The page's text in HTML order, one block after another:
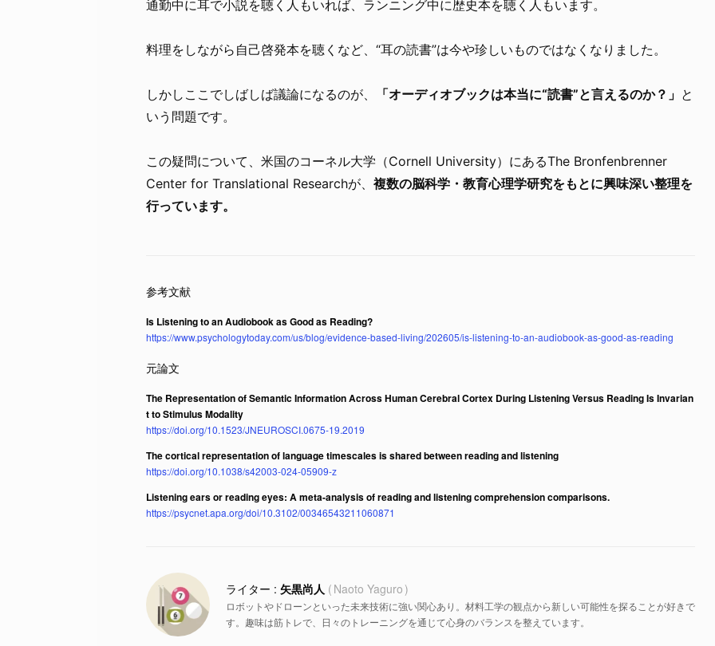
通勤中に耳で小説を聴く人もいれば、ランニング中に歴史本を聴く人もいます。
料理をしながら自己啓発本を聴くなど、“耳の読書”は今や珍しいものではなくなりました。
しかしここでしばしば議論になるのが、 「オーディオブックは本当に“読書”と言えるのか？」 と
いう問題です。
この疑問について、米国のコーネル大学（Cornell University）にあるThe Bronfenbrenner
Center for Translational Researchが、 複数の脳科学・教育心理学研究をもとに興味深い整理を
行っています。
Is Listening to an Audiobook as Good as Reading?
https://www.psychologytoday.com/us/blog/evidence-based-living/202605/is-listening-to-an-audiobook-as-good-as-reading
The Representation of Semantic Information Across Human Cerebral Cortex During Listening Versus Reading Is Invarian
t to Stimulus Modality
https://doi.org/10.1523/JNEUROSCI.0675-19.2019
The cortical representation of language timescales is shared between reading and listening
https://doi.org/10.1038/s42003-024-05909-z
Listening ears or reading eyes: A meta-analysis of reading and listening comprehension comparisons.
https://psycnet.apa.org/doi/10.3102/00346543211060871
矢黒尚人 Naoto Yaguro
ロボットやドローンといった未来技術に強い関心あり。材料工学の観点から新しい可能性を探ることが好きで
す。趣味は筋トレで、日々のトレーニングを通じて心身のバランスを整えています。